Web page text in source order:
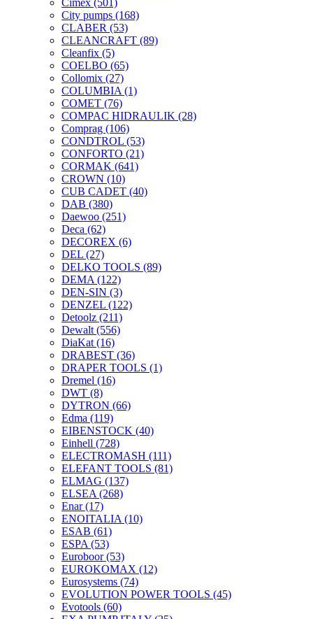
Cimex (501)
City pumps (168)
CLABER (53)
CLEANCRAFT (89)
Cleanfix (5)
COELBO (65)
Collomix (27)
COLUMBIA (1)
COMET (76)
COMPAC HIDRAULIK (28)
Comprag (106)
CONDTROL (53)
CONFORTO (21)
CORMAK (641)
CROWN (10)
CUB CADET (40)
DAB (380)
Daewoo (251)
Deca (62)
DECOREX (6)
DEL (27)
DELKO TOOLS (89)
DEMA (122)
DEN-SIN (3)
DENZEL (122)
Detoolz (211)
Dewalt (556)
DiaKat (16)
DRABEST (36)
DRAPER TOOLS (1)
Dremel (16)
DWT (8)
DYTRON (66)
Edma (119)
EIBENSTOCK (40)
Einhell (728)
ELECTROMASH (111)
ELEFANT TOOLS (81)
ELMAG (137)
ELSEA (268)
Enar(17)
ENOITALIA (10)
ESAB (61)
ESPA (53)
Euroboor(53)
EUROKOMAX (12)
Eurosystems (74)
EVOLUTION POWER TOOLS (45)
Evotools (60)